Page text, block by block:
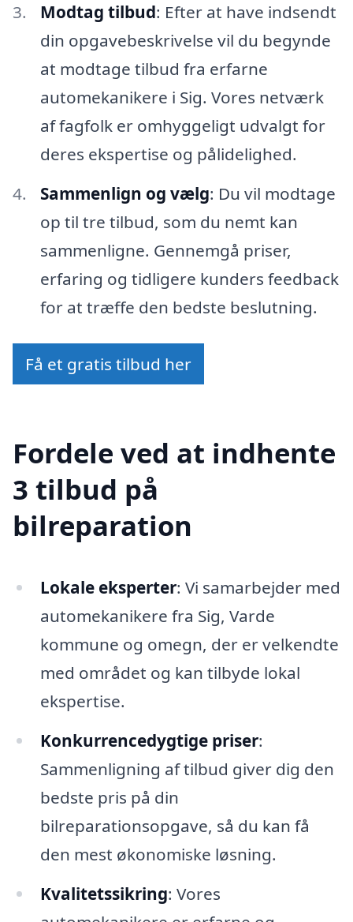
Modtag tilbud: Efter at have indsendt
din opgavebeskrivelse vil du begynde
at modtage tilbud fra erfarne
automekanikere i Sig. Vores netværk
af fagfolk er omhyggeligt udvalgt for
deres ekspertise og pålidelighed.
Sammenlign og vælg: Du vil modtage
op til tre tilbud, som du nemt kan
sammenligne. Gennemgå priser,
erfaring og tidligere kunders feedback
for at træffe den bedste beslutning.
Få et gratis tilbud her
Fordele ved at indhente
3 tilbud på
bilreparation
Lokale eksperter: Vi samarbejder med
automekanikere fra Sig, Varde
kommune og omegn, der er velkendte
med området og kan tilbyde lokal
ekspertise.
Konkurrencedygtige priser:
Sammenligning af tilbud giver dig den
bedste pris på din
bilreparationsopgave, så du kan få
den mest økonomiske løsning.
Kvalitetssikring: Vores